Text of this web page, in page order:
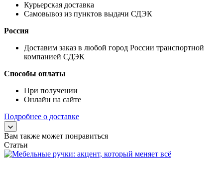
Курьерская доставка
Самовывоз из пунктов выдачи СДЭК
Россия
Доставим заказ в любой город России транспортной
компанией СДЭК
Способы оплаты
При получении
Онлайн на сайте
Подробнее о доставке
Вам также может понравиться
Статьи